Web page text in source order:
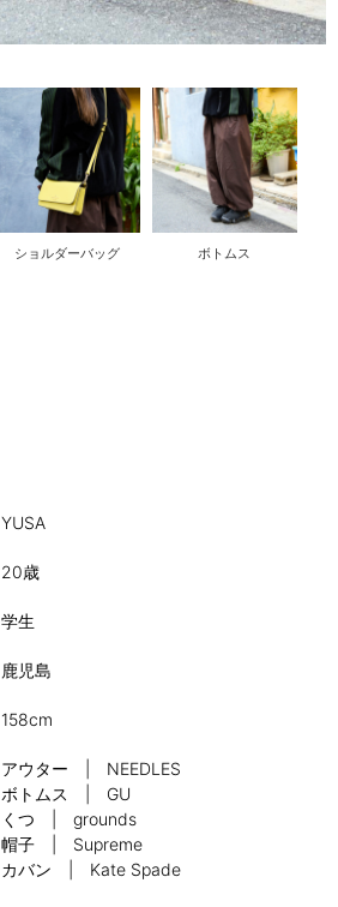
ショルダーバッグ ボトムス
YUSA
20歳
学生
鹿児島
158cm
アウター | NEEDLES
ボトムス | GU
くつ | grounds
帽子 | Supreme
カバン | Kate Spade